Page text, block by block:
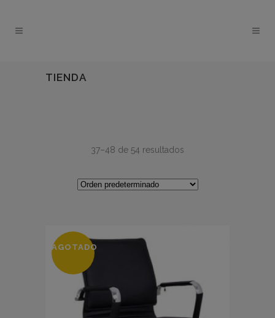
TIENDA
37–48 de 54 resultados
AGOTADO